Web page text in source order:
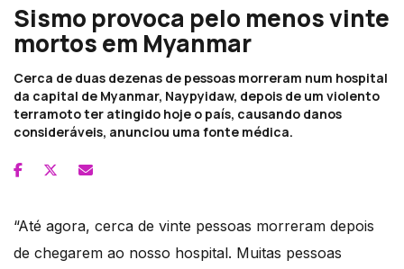
Sismo provoca pelo menos vinte
mortos em Myanmar
Cerca de duas dezenas de pessoas morreram num hospital
da capital de Myanmar, Naypyidaw, depois de um violento
terramoto ter atingido hoje o país, causando danos
consideráveis, anunciou uma fonte médica.
“Até agora, cerca de vinte pessoas morreram depois
de chegarem ao nosso hospital. Muitas pessoas